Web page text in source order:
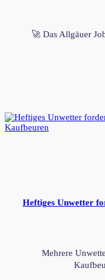
🚀 Das Allgäuer
Heftiges Unwetter
Mehrere